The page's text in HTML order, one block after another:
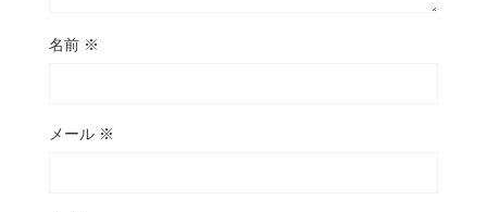
名前 ※
メール ※